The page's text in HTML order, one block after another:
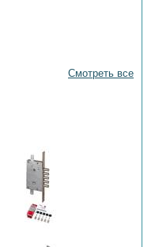
Смотреть все